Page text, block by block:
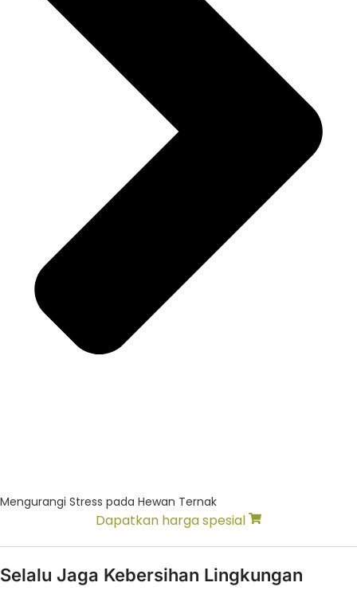
Mengurangi Stress pada Hewan Ternak
Dapatkan harga spesial
Selalu Jaga Kebersihan Lingkungan